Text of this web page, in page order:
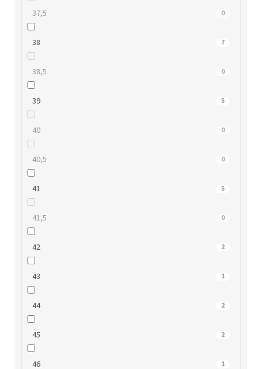
37,5 0
38 7
38,5 0
39 5
40 0
40,5 0
41 5
41,5 0
42 2
43 1
44 2
45 2
46 1